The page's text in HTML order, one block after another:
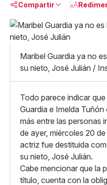
Compartir
Linkedin
X
Whatsapp
Copiar enlace
Maribel Guardia ya no
su nieto, José Julián /
Todo parece indicar
Guardia e Imelda
más entre las personas
de ayer, miércoles 20
actriz fue destituida
su nieto, José Julián.
Cabe mencionar que la
título, cuenta con la